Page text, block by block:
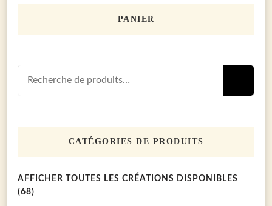
PANIER
pour :
CATÉGORIES DE PRODUITS
AFFICHER TOUTES LES CRÉATIONS DISPONIBLES
(68)